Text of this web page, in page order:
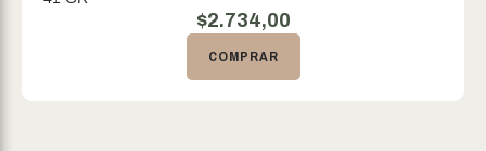
$2.734,00
COMPRAR